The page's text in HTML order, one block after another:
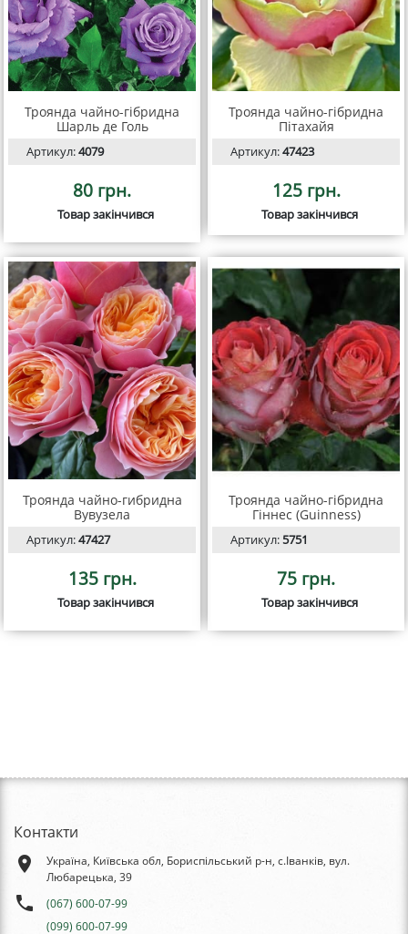
Троянда чайно-гібридна
Шарль де Голь
Артикул:4079
80 грн.
Товар закінчився
Троянда чайно-гібридна
Пітахайя
Артикул:47423
125 грн.
Товар закінчився
Троянда чайно-гибридна
Вувузела
Артикул:47427
135 грн.
Товар закінчився
Троянда чайно-гібридна
Гіннес (Guinness)
Артикул:5751
75 грн.
Товар закінчився
Контакти
place
Україна, Київська обл, Бориспільський р-н, с.Іванків, вул.
Любарецька, 39
phone
(067) 600-07-99
(099) 600-07-99